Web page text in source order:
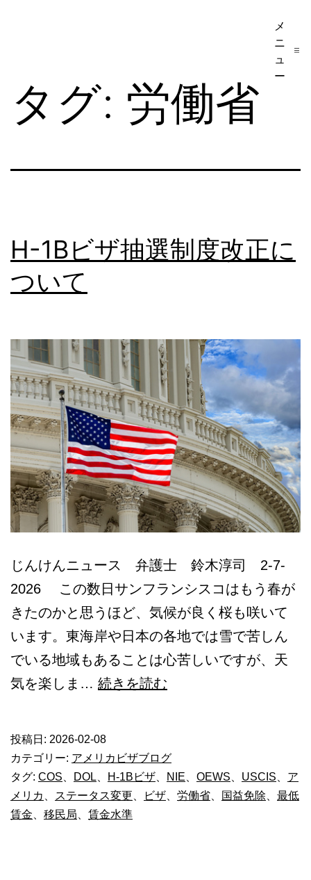
カ
移
ビ
続
き
の
語
相
談
メ
ニ
ュ
ー
タグ: 労働省
H-1Bビザ抽選制度改正に
ついて
じんけんニュース 弁護士 鈴木淳司 2-7-
2026 この数日サンフランシスコはもう春が
きたのかと思うほど、気候が良く桜も咲いて
います。東海岸や日本の各地では雪で苦しん
でいる地域もあることは心苦しいですが、天
気を楽しま… 続きを読む
ザ
抽
選
投稿日: 2026-02-08
カテゴリー: アメリカビザブログ
タグ: COS、 DOL、 H-1Bビザ、 NIE、 OEWS、 USCIS、 ア
メリカ 、 ステータス変更 、 ビザ、 労働省、 国益免除、 最低
賃金、 移民局、 賃金水準